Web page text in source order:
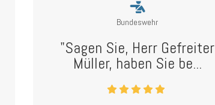
Bundeswehr
"Sagen Sie, Herr Gefreiter
Müller, haben Sie be...